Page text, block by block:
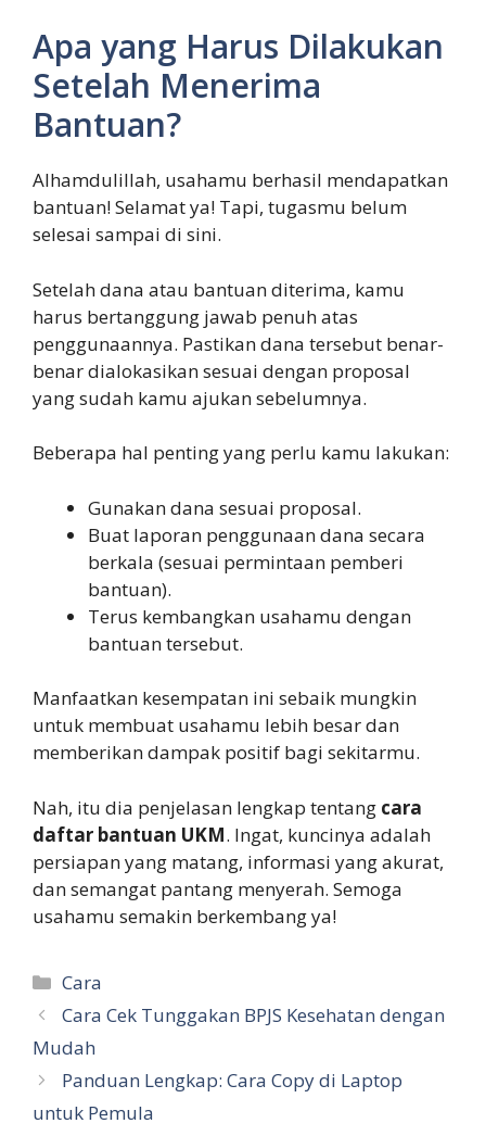
Apa yang Harus Dilakukan
Setelah Menerima
Bantuan?
Alhamdulillah, usahamu berhasil mendapatkan
bantuan! Selamat ya! Tapi, tugasmu belum
selesai sampai di sini.
Setelah dana atau bantuan diterima, kamu
harus bertanggung jawab penuh atas
penggunaannya. Pastikan dana tersebut benar-
benar dialokasikan sesuai dengan proposal
yang sudah kamu ajukan sebelumnya.
Beberapa hal penting yang perlu kamu lakukan:
Gunakan dana sesuai proposal.
Buat laporan penggunaan dana secara
berkala (sesuai permintaan pemberi
bantuan).
Terus kembangkan usahamu dengan
bantuan tersebut.
Manfaatkan kesempatan ini sebaik mungkin
untuk membuat usahamu lebih besar dan
memberikan dampak positif bagi sekitarmu.
Nah, itu dia penjelasan lengkap tentang cara
daftar bantuan UKM. Ingat, kuncinya adalah
persiapan yang matang, informasi yang akurat,
dan semangat pantang menyerah. Semoga
usahamu semakin berkembang ya!
Categories
Cara
Cara Cek Tunggakan BPJS Kesehatan dengan
Mudah
Panduan Lengkap: Cara Copy di Laptop
untuk Pemula